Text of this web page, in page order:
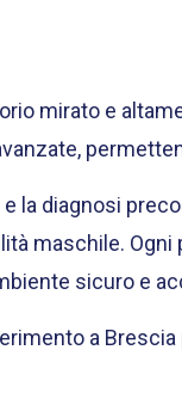
mirato e
diagnosi
maschile.
sicuro e
a